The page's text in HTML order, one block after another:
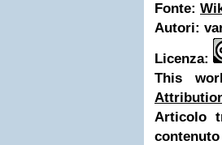
Fonte:
Autori:
Licenza:
This
Articolo